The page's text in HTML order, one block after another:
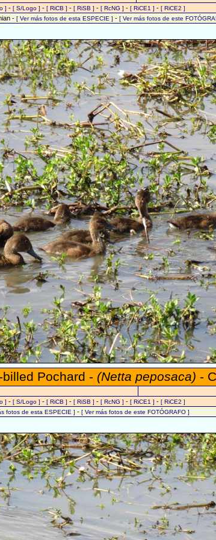
] - [ S/Logo ] - [ RiCB ] - [ RiSB ] - [ RcNG ] - [ RiCE1 ] - [ RiCE2 ]
- [ Ver más fotos de esta ESPECIE ] - [ Ver más fotos de este
Pochard - (Netta peposaca) -
] - [ S/Logo ] - [ RiCB ] - [ RiSB ] - [ RcNG ] - [ RiCE1 ] - [ RiCE2 ]
fotos de esta ESPECIE ] - [ Ver más fotos de este FOTÓGRAFO ]